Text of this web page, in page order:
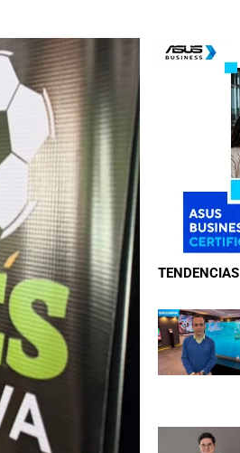
TENDENCIAS